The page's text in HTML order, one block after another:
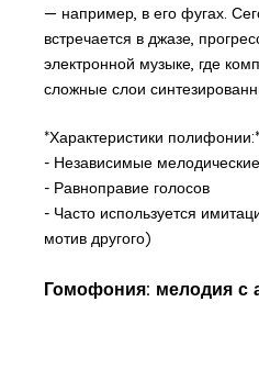
— например, в его фугах.
встречается в джазе,
электронной музыке, где
сложные слои
*Характеристики полифонии:*
- Независимые
- Равноправие голосов
- Часто используется
мотив другого)
Гомофония: мелодия с